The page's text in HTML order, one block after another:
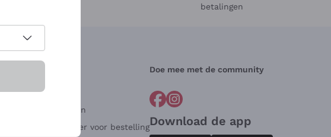
betalingen
Klantenservice
Verkoopvoorwaarden
Herroepingsformulier voor bestelling
Doe mee met de community
Download de app